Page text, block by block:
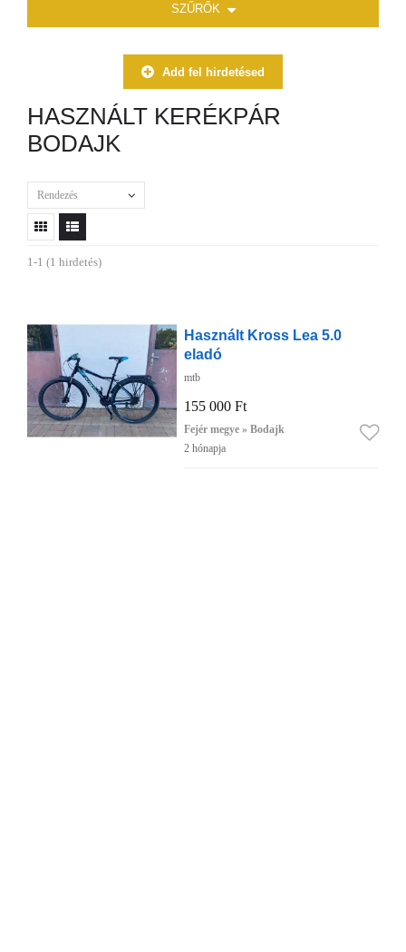
SZŰRŐK
Add fel hirdetésed
HASZNÁLT KERÉKPÁR
BODAJK
Rendezés
1-1 (1 hirdetés)
Használt Kross Lea 5.0
eladó
mtb
155 000 Ft
Fejér megye » Bodajk
2 hónapja